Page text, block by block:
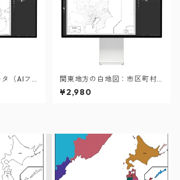
（AIフ
関東地方の白地図：市区町村
も記載の地図データ（PDF・A
iファイル）
¥2,980